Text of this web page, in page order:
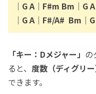
｜G A｜F#m Bm｜G A
｜G A｜F#/A# Bm｜G
「キー：Dメジャー」 の
ると、 度数（ディグリ
できます。